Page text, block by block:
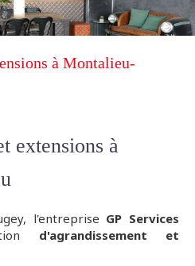
à Montalieu-
extensions à
l'entreprise GP Services
d'agrandissement et